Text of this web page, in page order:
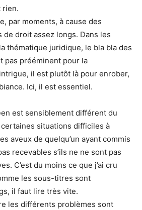
rien.
par moments, à cause des
droit assez longs. Dans les
thématique juridique, le bla bla des
pas prééminent pour la
il est plutôt là pour enrober,
Ici, il est essentiel.
est sensiblement différent du
situations difficiles à
aveux de quelqu’un ayant commis
recevables s’ils ne ne sont pas
C’est du moins ce que j’ai cru
les sous-titres sont
il faut lire très vite.
les différents problèmes sont